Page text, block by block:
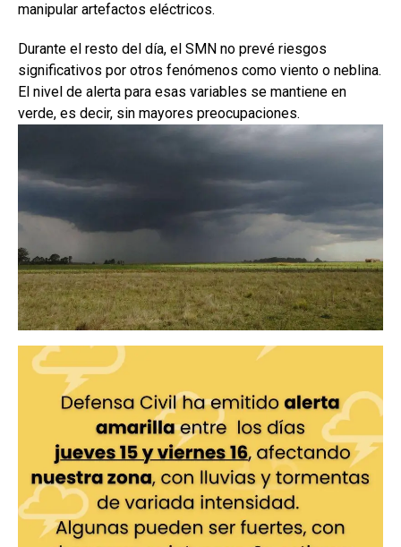
manipular artefactos eléctricos.
Durante el resto del día, el SMN no prevé riesgos
significativos por otros fenómenos como viento o neblina.
El nivel de alerta para esas variables se mantiene en
verde, es decir, sin mayores preocupaciones.